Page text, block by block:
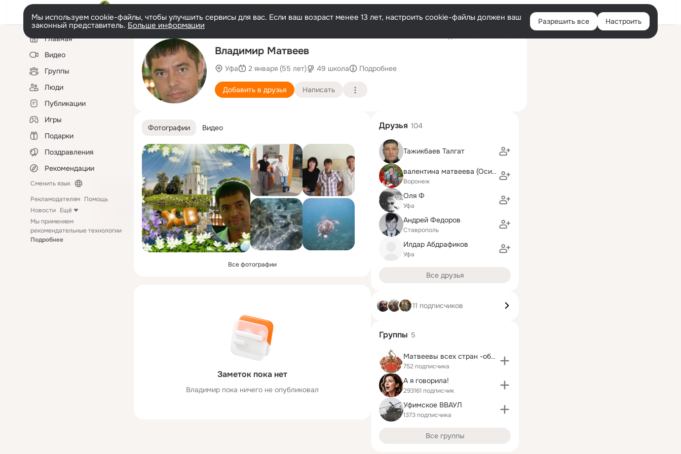
Войти
Мы используем cookie-файлы, чтобы улучшить сервисы для вас. Если ваш возраст менее 13 лет, настроить cookie-файлы должен ваш
законный представитель. Больше информации Разрешить все Настроить
Левая
колонкаГлавная
Видео
Группы
Люди
Публикации
Игры
Подарки
Поздравления
Рекомендации
Сменить язык
Рекламодателям Помощь
Новости Ещё
Мы применяем
рекомендательные технологии
Подробнее
Владимир Матвеев
Уфа 2 января (55 лет) 49 школа Подробнее
Добавить в друзья Написать
Фотографии Видео
Все фотографии
Заметок пока нет
Владимир пока ничего не опубликовал
Друзья 104
Тажикбаев Талгат
валентина матвеева (Осипович)
Воронеж
Оля Ф
Уфа
Андрей Федоров
Ставрополь
Илдар Абдрафиков
Уфа
Все друзья
11 подписчиков
Группы 5
Матвеевы всех стран -объединяйтесь !!!
752 подписчика
А я говорила!
293161 подписчик
Уфимское ВВАУЛ
1373 подписчика
Все группы